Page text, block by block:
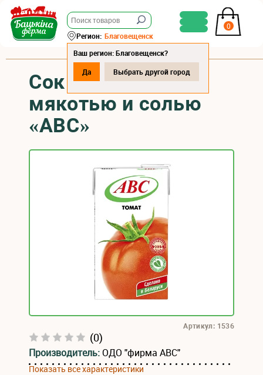
0
Регион: Благовещенск
Ваш регион: Благовещенск?
Да
Выбрать другой город
Сок томатный с
мякотью и солью
«АВС»
(0)
Артикул: 1536
Производитель:ОДО "фирма АВС"
Показать все характеристики